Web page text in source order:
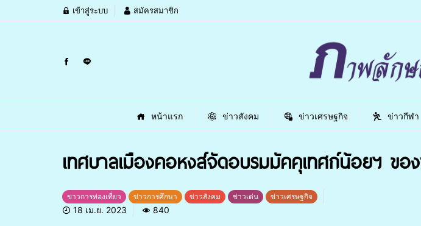
เข้าสู่ระบบ สมัครสมาชิก
หน้าแรก ข่าวสังคม ข่าวเศรษฐกิจ ข่าวกีฬา
เทศบาลเมืองคอหงส์จัดอบรมมัคคุเทศก์น้อยฯ ขอ
ข่าวการท่องเที่ยว ข่าวการศึกษา ข่าวสังคม ข่าวเด่น ข่าวเศรษฐกิจ
18 เม.ย. 2023 840